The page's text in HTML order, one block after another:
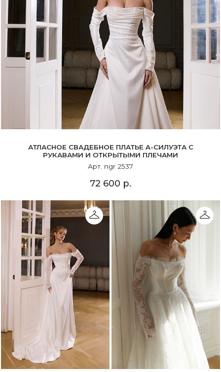
АТЛАСНОЕ СВАДЕБНОЕ ПЛАТЬЕ A-СИЛУЭТА С
РУКАВАМИ И ОТКРЫТЫМИ ПЛЕЧАМИ
Арт. ngr 2537
72 600 р.